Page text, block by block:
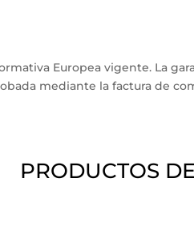
Europea vigente. La
mediante la factura de
PRODUCTOS